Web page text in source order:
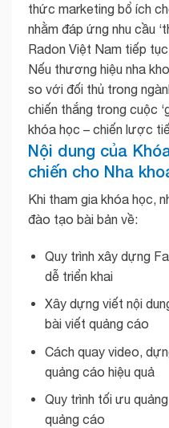
thức marketing bổ ích
nhằm đáp ứng nhu cầu
Radon Việt Nam tiếp
Nếu thương hiệu nha
so với đối thủ trong
chiến thắng trong cuộc
khóa học – chiến lược
Nội dung của
chiến cho Nha
Khi tham gia khóa học,
đào tạo bài bản về:
Quy trình xây dựng
dễ triển khai
Xây dựng viết nội
bài viết quảng cáo
Cách quay video,
quảng cáo hiệu quả
Quy trình tối ưu
quảng cáo